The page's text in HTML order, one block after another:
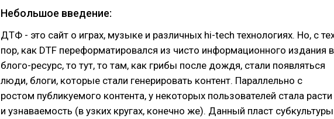
Небольшое введение:
ДТФ - это сайт о играх, музыке и различных hi-tech технологиях. Но, с
пор, как DTF переформатировался из чисто информационного издания в
блого-ресурс, то тут, то там, как грибы после дождя, стали появляться
люди, блоги, которые стали генерировать контент. Параллельно с
ростом публикуемого контента, у некоторых пользователей стала расти
и узнаваемость (в узких кругах, конечно же). Данный пласт субкультуры